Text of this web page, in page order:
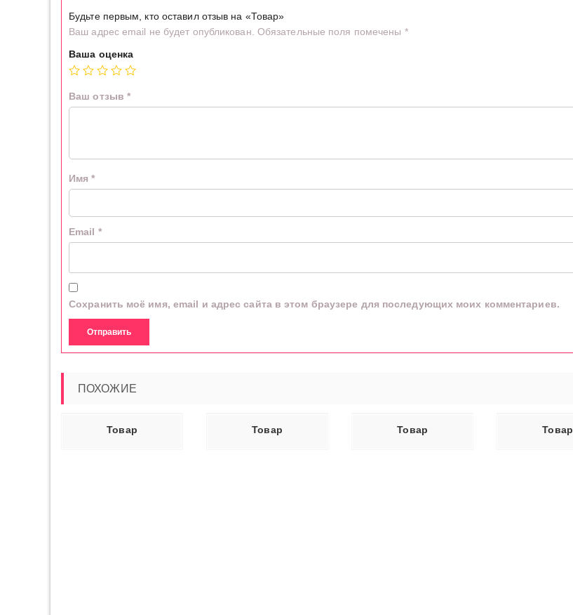
Будьте первым, кто оставил отзыв на «Товар»
Ваш адрес email не будет опубликован. Обязательные поля помечены *
Ваша оценка
Ваш отзыв *
Имя*
Email *
Сохранить моё имя, email и адрес сайта в этом браузере для последующих моих комментариев.
ПОХОЖИЕ
Товар Товар Товар Товар